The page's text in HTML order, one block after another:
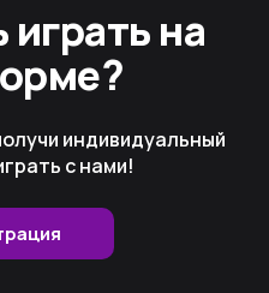
играть на
индивидуальный
с нами!